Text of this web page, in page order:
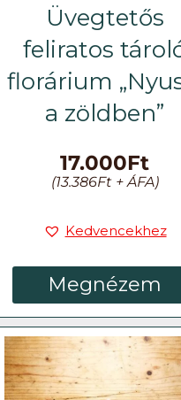
Üvegtetős
feliratos
florárium
a zöldben”
17.000Ft
(13.386Ft+ ÁFA)
Kedvencekhez
Megnézem